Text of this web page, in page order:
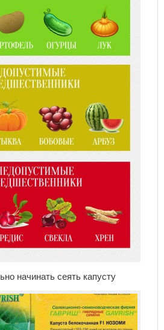
начинать сеять капусту